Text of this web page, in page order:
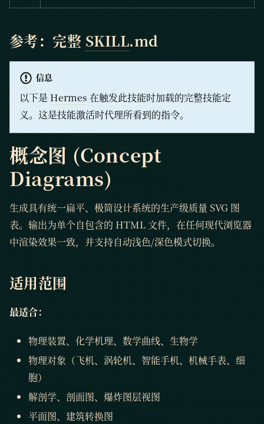
参考：完整 SKILL.md
信息
以下是 Hermes 在触发此技能时加载的完整技能定
义。这是技能激活时代理所看到的指令。
概念图 (Concept
Diagrams)
生成具有统一扁平、极简设计系统的生产级质量 SVG 图
表。输出为单个自包含的 HTML 文件，在任何现代浏览器
中渲染效果一致，并支持自动浅色/深色模式切换。
适用范围
最适合：
物理装置、化学机理、数学曲线、生物学
物理对象（飞机、涡轮机、智能手机、机械手表、细
胞）
解剖学、剖面图、爆炸图层视图
平面图、建筑转换图